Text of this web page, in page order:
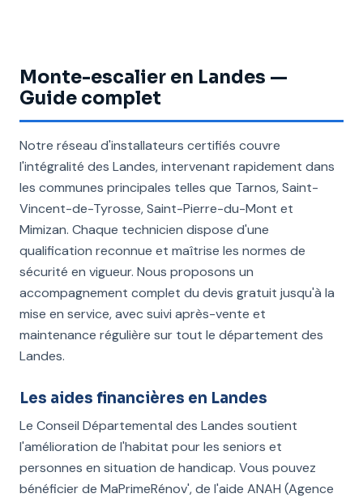
Monte-escalier en Landes —
Guide complet
Notre réseau d'installateurs certifiés couvre
l'intégralité des Landes, intervenant rapidement dans
les communes principales telles que Tarnos, Saint-
Vincent-de-Tyrosse, Saint-Pierre-du-Mont et
Mimizan. Chaque technicien dispose d'une
qualification reconnue et maîtrise les normes de
sécurité en vigueur. Nous proposons un
accompagnement complet du devis gratuit jusqu'à la
mise en service, avec suivi après-vente et
maintenance régulière sur tout le département des
Landes.
Les aides financières en Landes
Le Conseil Départemental des Landes soutient
l'amélioration de l'habitat pour les seniors et
personnes en situation de handicap. Vous pouvez
bénéficier de MaPrimeRénov', de l'aide ANAH (Agence